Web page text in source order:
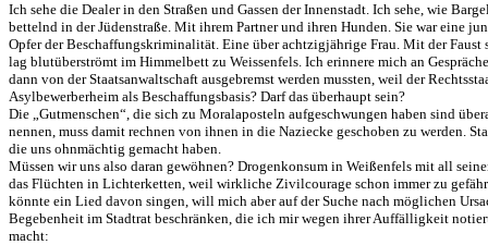
Ich sehe die Dealer in den Straßen und Gassen der Innenstadt. Ich sehe, wie
bettelnd in der Jüdenstraße. Mit ihrem Partner und ihren Hunden. Sie war eine
Opfer der Beschaffungskriminalität. Eine über achtzigjährige Frau. Mit der
lag blutüberströmt im Himmelbett zu Weissenfels. Ich erinnere mich an
dann von der Staatsanwaltschaft ausgebremst werden mussten, weil der
Asylbewerberheim als Beschaffungsbasis? Darf das überhaupt sein?
Die „Gutmenschen“, die sich zu Moralaposteln aufgeschwungen haben sind
nennen, muss damit rechnen von ihnen in die Naziecke geschoben zu
die uns ohnmächtig gemacht haben.
Müssen wir uns also daran gewöhnen? Drogenkonsum in Weißenfels mit all
das Flüchten in Lichterketten, weil wirkliche Zivilcourage schon immer zu
könnte ein Lied davon singen, will mich aber auf der Suche nach möglichen
Begebenheit im Stadtrat beschränken, die ich mir wegen ihrer Auffälligkeit
macht: